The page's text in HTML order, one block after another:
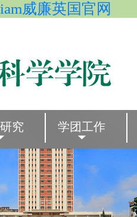
威廉英国官网
究 学团工作